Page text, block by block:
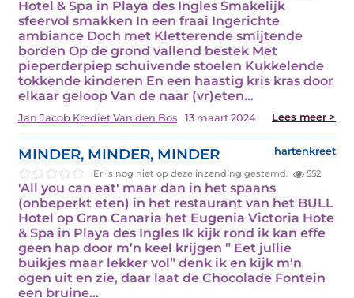
Hotel & Spa in Playa des Ingles Smakelijk
sfeervol smakken In een fraai Ingerichte
ambiance Doch met Kletterende smijtende
borden Op de grond vallend bestek Met
pieperderpiep schuivende stoelen Kukkelende
tokkende kinderen En een haastig kris kras door
elkaar geloop Van de naar (vr)eten…
Jan Jacob Krediet Van den Bos 13 maart 2024 Lees meer >
MINDER, MINDER, MINDER hartenkreet
Er is nog niet op deze inzending gestemd. 552
'All you can eat' maar dan in het spaans
(onbeperkt eten) in het restaurant van het BULL
Hotel op Gran Canaria het Eugenia Victoria Hote
& Spa in Playa des Ingles Ik kijk rond ik kan effe
geen hap door m’n keel krijgen ” Eet jullie
buikjes maar lekker vol” denk ik en kijk m’n
ogen uit en zie, daar laat de Chocolade Fontein
een bruine…